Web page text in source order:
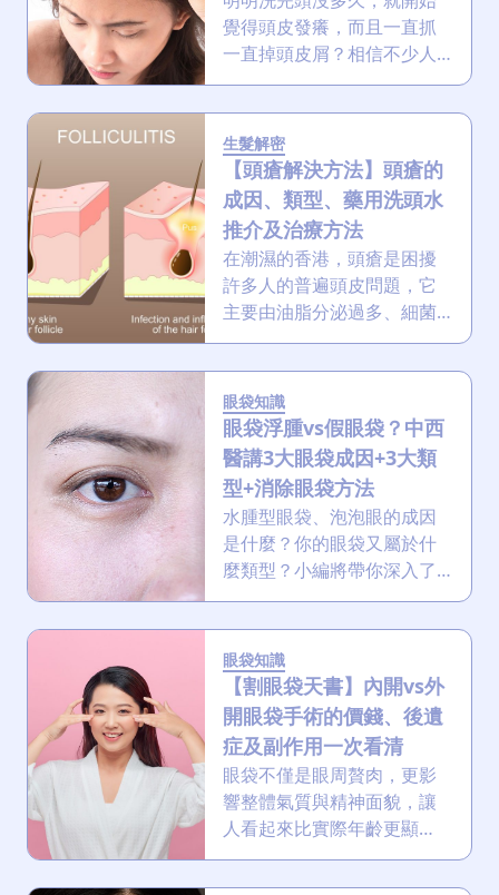
覺得頭皮發癢，而且一直抓
一直掉頭皮屑？相信不少人
都有過這種令人尷尬又困擾
的頭皮問題。本文將深入探
討頭皮發癢的原因，提供一
系列的改善方法、止癢洗頭
水推介及專業醫美頭皮護理
療程，助你徹底擺脫頭皮痕
癢的困擾！
生髮解密
【頭瘡解決方法】頭瘡的
成因、類型、藥用洗頭水
推介及治療方法
在潮濕的香港，頭瘡是困擾
許多人的普遍頭皮問題，它
主要由油脂分泌過多、細菌
感染及不當護理引起。要根
治就必須從源頭著手：選擇
合適的洗髮水、改善生活習
慣，並在情況嚴重時尋求專
業醫療協助。
眼袋知識
眼袋浮腫vs假眼袋？中西
醫講3大眼袋成因+3大類
型+消除眼袋方法
水腫型眼袋、泡泡眼的成因
是什麼？你的眼袋又屬於什
麼類型？小編將帶你深入了
解眼袋的種種，從形成原
因、類型，到居家急救消
腫、飲食習慣、中醫排濕利
尿的茶療，再到去眼袋醫美
療程，提供全方位的解決方
案，助你告別泡泡眼！
眼袋知識
【割眼袋天書】內開vs外
開眼袋手術的價錢、後遺
症及副作用一次看清
眼袋不僅是眼周贅肉，更影
響整體氣質與精神面貌，讓
人看起來比實際年齡更顯
老。雖然許多護膚品和醫美
療程號稱能改善，但對脂肪